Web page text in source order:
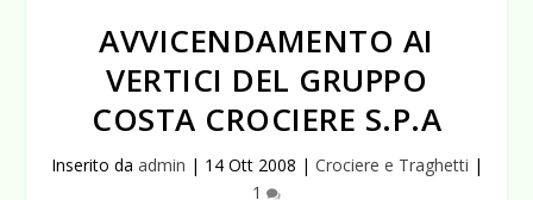
AVVICENDAMENTO AI
VERTICI DEL GRUPPO
COSTA CROCIERE S.P.A
Inserito da admin | 14 Ott 2008 | Crociere e Traghetti |
1